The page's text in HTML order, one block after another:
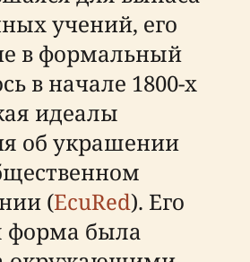
учений, его
в формальный
в начале 1800-х
идеалы
об украшении
(EcuRed). Его
форма была